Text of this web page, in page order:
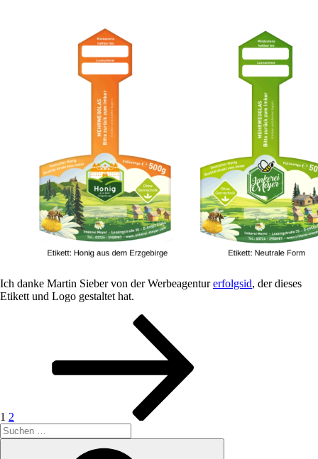
Ich danke Martin Sieber von der Werbeagenturerfolgsid, der dieses
Etikett und Logo gestaltet hat.
Seitennummerierung
Beiträge
1 2
Suche
nach: